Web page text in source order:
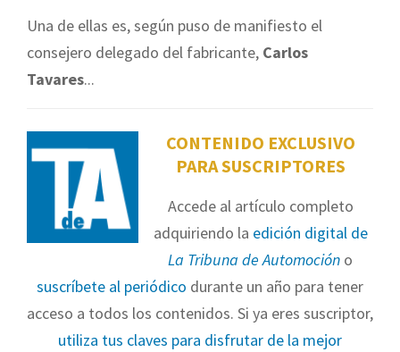
Una de ellas es, según puso de manifiesto el
consejero delegado del fabricante, Carlos
Tavares...
CONTENIDO EXCLUSIVO
PARA SUSCRIPTORES
Accede al artículo completo
adquiriendo la edición digital de
La Tribuna de Automoción o
suscríbete al periódico durante un año para tener
acceso a todos los contenidos. Si ya eres suscriptor,
utiliza tus claves para disfrutar de la mejor